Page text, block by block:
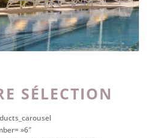
SÉLECTION
»6″